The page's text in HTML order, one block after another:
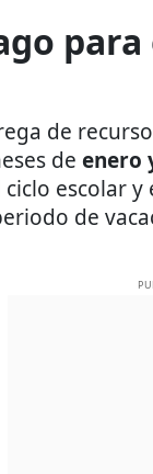
de
de enero
escolar
de